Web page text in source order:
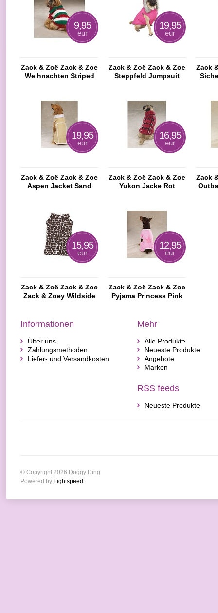
9,95
eur
Zack & Zoë Zack & Zoe
Weihnachten Striped
19,95
eur
Zack & Zoë Zack & Zoe
Steppfeld Jumpsuit
Zack
19,95
eur
Zack & Zoë Zack & Zoe
Aspen Jacket Sand
16,95
eur
Zack & Zoë Zack & Zoe
Yukon Jacke Rot
Zack
15,95
eur
Zack & Zoë Zack & Zoe
Zack & Zoey Wildside
12,95
eur
Zack & Zoë Zack & Zoe
Pyjama Princess Pink
Informationen
Über uns
Zahlungsmethoden
Liefer- und Versandkosten
Mehr
Alle Produkte
Neueste Produkte
Angebote
Marken
RSS feeds
Neueste Produkte
© Copyright 2026 Doggy Ding
Powered by Lightspeed